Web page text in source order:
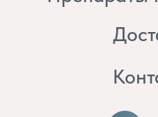
8 (982) 277 07 97